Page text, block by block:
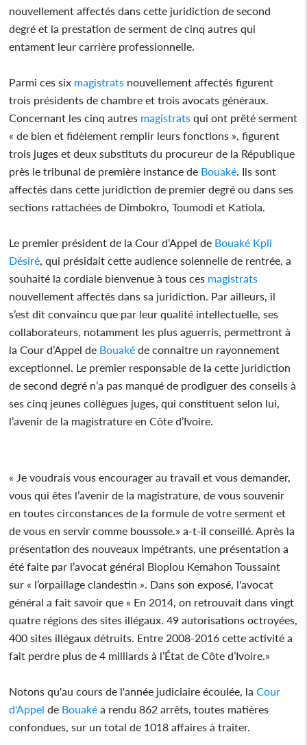
nouvellement affectés dans cette juridiction de second
degré et la prestation de serment de cinq autres qui
entament leur carrière professionnelle.
Parmi ces six magistrats nouvellement affectés figurent
trois présidents de chambre et trois avocats généraux.
Concernant les cinq autres magistrats qui ont prêté serment
« de bien et fidèlement remplir leurs fonctions », figurent
trois juges et deux substituts du procureur de la République
près le tribunal de première instance de Bouaké . Ils sont
affectés dans cette juridiction de premier degré ou dans ses
sections rattachées de Dimbokro, Toumodi et Katiola.
Le premier président de la Cour d’Appel de Bouaké Kpli
Désiré , qui présidait cette audience solennelle de rentrée, a
souhaité la cordiale bienvenue à tous ces magistrats
nouvellement affectés dans sa juridiction. Par ailleurs, il
s’est dit convaincu que par leur qualité intellectuelle, ses
collaborateurs, notamment les plus aguerris, permettront à
la Cour d’Appel de Bouaké de connaitre un rayonnement
exceptionnel. Le premier responsable de la cette juridiction
de second degré n’a pas manqué de prodiguer des conseils à
ses cinq jeunes collègues juges, qui constituent selon lui,
l’avenir de la magistrature en Côte d’Ivoire.
« Je voudrais vous encourager au travail et vous demander,
vous qui êtes l’avenir de la magistrature, de vous souvenir
en toutes circonstances de la formule de votre serment et
de vous en servir comme boussole.» a-t-il conseillé. Après la
présentation des nouveaux impétrants, une présentation a
été faite par l’avocat général Bioplou Kemahon Toussaint
sur « l’orpaillage clandestin ». Dans son exposé, l'avocat
général a fait savoir que « En 2014, on retrouvait dans vingt
quatre régions des sites illégaux. 49 autorisations octroyées,
400 sites illégaux détruits. Entre 2008-2016 cette activité a
fait perdre plus de 4 milliards à l’État de Côte d’Ivoire.»
Notons qu'au cours de l'année judiciaire écoulée, la Cour
d'Appel de Bouaké a rendu 862 arrêts, toutes matières
confondues, sur un total de 1018 affaires à traiter.